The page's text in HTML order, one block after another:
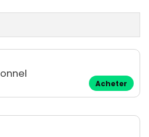
Acheter